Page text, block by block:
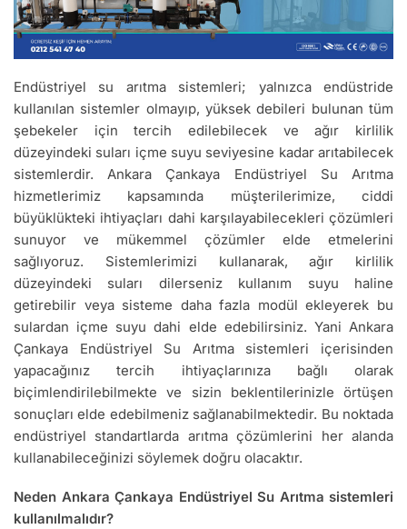
Endüstriyel su arıtma sistemleri; yalnızca endüstride
kullanılan sistemler olmayıp, yüksek debileri bulunan tüm
şebekeler için tercih edilebilecek ve ağır kirlilik
düzeyindeki suları içme suyu seviyesine kadar arıtabilecek
sistemlerdir. Ankara Çankaya Endüstriyel Su Arıtma
hizmetlerimiz kapsamında müşterilerimize, ciddi
büyüklükteki ihtiyaçları dahi karşılayabilecekleri çözümleri
sunuyor ve mükemmel çözümler elde etmelerini
sağlıyoruz. Sistemlerimizi kullanarak, ağır kirlilik
düzeyindeki suları dilerseniz kullanım suyu haline
getirebilir veya sisteme daha fazla modül ekleyerek bu
sulardan içme suyu dahi elde edebilirsiniz. Yani Ankara
Çankaya Endüstriyel Su Arıtma sistemleri içerisinden
yapacağınız tercih ihtiyaçlarınıza bağlı olarak
biçimlendirilebilmekte ve sizin beklentilerinizle örtüşen
sonuçları elde edebilmeniz sağlanabilmektedir. Bu noktada
endüstriyel standartlarda arıtma çözümlerini her alanda
kullanabileceğinizi söylemek doğru olacaktır.
Neden Ankara Çankaya Endüstriyel Su Arıtma sistemleri
kullanılmalıdır?